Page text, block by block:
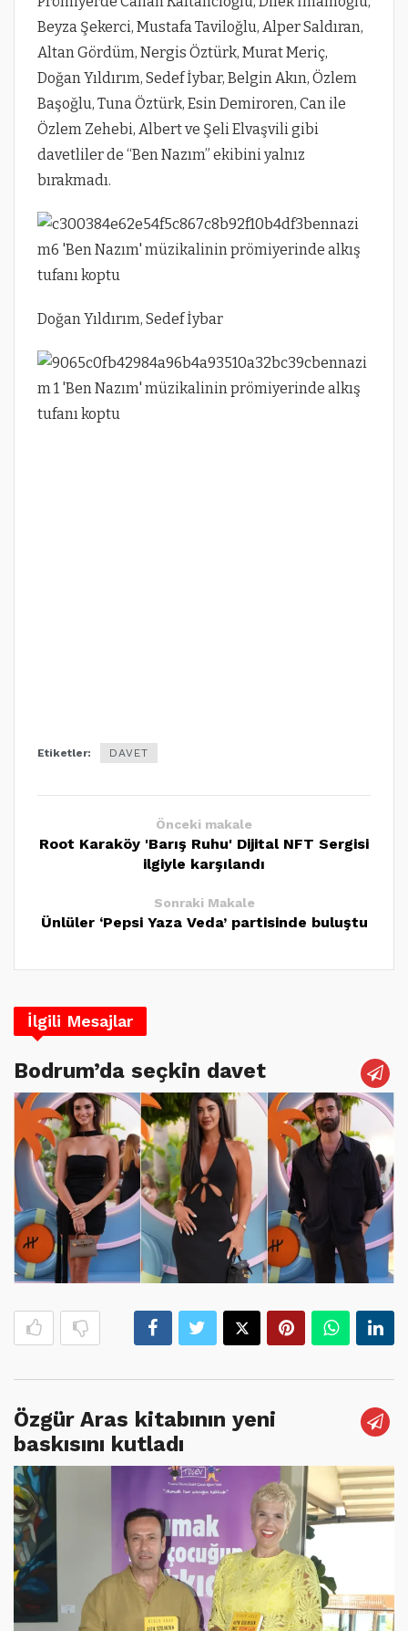
Beyza Şekerci, Mustafa Taviloğlu, Alper Saldıran,
Altan Gördüm, Nergis Öztürk, Murat Meriç,
Doğan Yıldırım, Sedef İybar, Belgin Akın, Özlem
Başoğlu, Tuna Öztürk, Esin Demiroren, Can ile
Özlem Zehebi, Albert ve Şeli Elvaşvili gibi
davetliler de “Ben Nazım” ekibini yalnız
bırakmadı.
Doğan Yıldırım, Sedef İybar
Etiketler: DAVET
Önceki makale
Root Karaköy 'Barış Ruhu' Dijital NFT Sergisi
ilgiyle karşılandı
Sonraki Makale
Ünlüler ‘Pepsi Yaza Veda’ partisinde buluştu
İlgili Mesajlar
Bodrum’da seçkin davet
Özgür Aras kitabının yeni
baskısını kutladı